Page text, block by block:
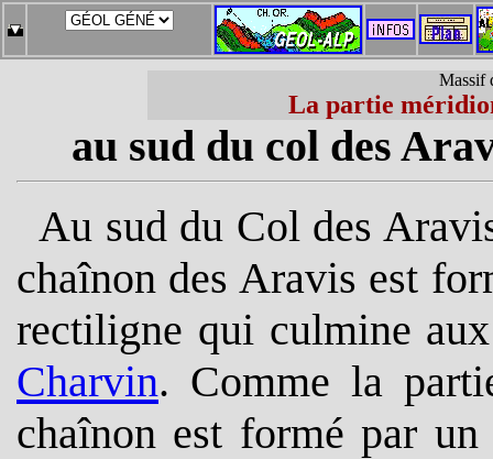
Massif
La partie
au sud du col des
Au sud du Col des
chaînon des Aravis est
rectiligne qui culmine
Charvin. Comme la
chaînon est formé par